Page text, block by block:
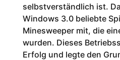
selbstverständlich ist.
Windows 3.0 beliebte
Minesweeper mit, die
wurden. Dieses
Erfolg und legte den